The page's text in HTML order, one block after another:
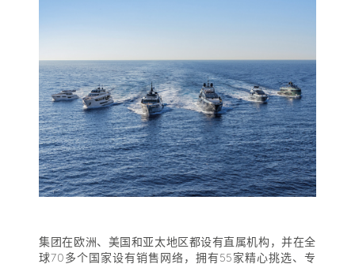
集团在欧洲、美国和亚太地区都设有直属机构，并在全
球70多个国家设有销售网络，拥有55家精心挑选、专